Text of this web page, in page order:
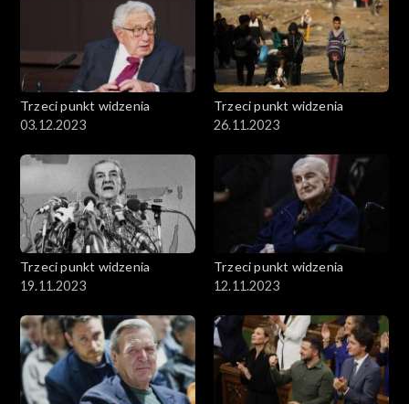
Trzeci punkt widzenia
03.12.2023
Trzeci punkt widzenia
26.11.2023
Trzeci punkt widzenia
19.11.2023
Trzeci punkt widzenia
12.11.2023